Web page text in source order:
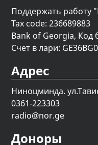
Поддержать работу
Tax code: 236689883
Bank of Georgia, Код
Счет в лари:
Адрес
Ниноцминда.
0361-223303
radio@nor.ge
Доноры